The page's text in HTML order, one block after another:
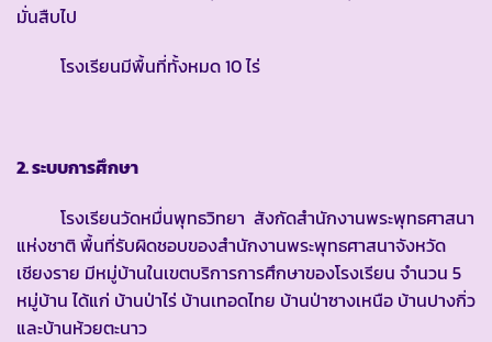
มั่นสืบไป
โรงเรียนมีพื้นที่ทั้งหมด 10 ไร่
2. ระบบการศึกษา
โรงเรียนวัดหมื่นพุทธวิทยา สังกัดสำนักงานพระพุทธศาสนา
แห่งชาติ พื้นที่รับผิดชอบของสำนักงานพระพุทธศาสนาจังหวัด
เชียงราย มีหมู่บ้านในเขตบริการการศึกษาของโรงเรียน จำนวน 5
หมู่บ้าน ได้แก่ บ้านป่าไร่ บ้านเทอดไทย บ้านป่าซางเหนือ บ้านปางกิ่ว
และบ้านห้วยตะนาว